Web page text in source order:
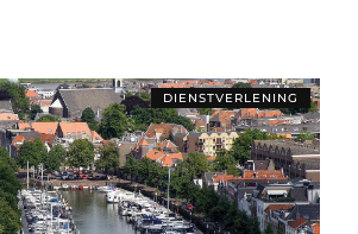
DIENSTVERLENING